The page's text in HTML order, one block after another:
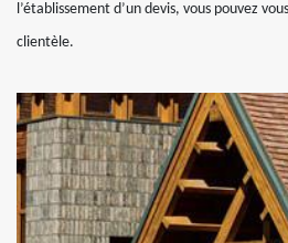
l’établissement d’un devis, vous pouvez
clientèle.